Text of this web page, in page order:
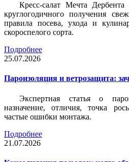
Кресс-салат Мечта
круглогодичного получения
правила посева, ухода и
скороспелого сорта.
Подробнее
25.07.2026
Пароизоляция и ветрозащита:
Экспертная статья о
назначение, отличия, точка
частые ошибки монтажа.
Подробнее
21.07.2026